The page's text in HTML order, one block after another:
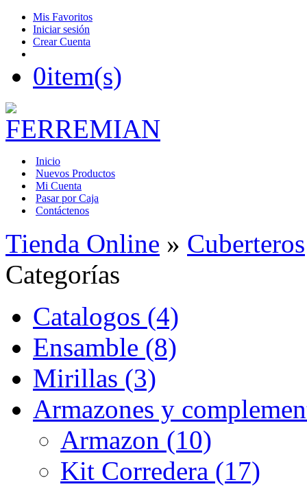
Mis Favoritos
Iniciar sesión
Crear Cuenta
0item(s)
Inicio
Nuevos Productos
Mi Cuenta
Pasar por Caja
Contáctenos
Tienda Online » Cuberteros
Categorías
Catalogos (4)
Ensamble (8)
Mirillas (3)
Armazones y
Armazon (10)
Kit Corredera (17)